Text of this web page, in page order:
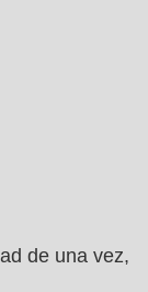
de una vez,